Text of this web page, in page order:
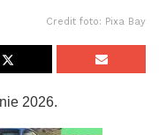
Credit foto: Pixa Bay
2026.